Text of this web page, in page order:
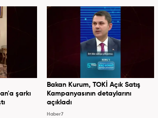
şarkı
Bakan Kurum, TOKİ Açık Satış
Kampanyasının detaylarını
açıkladı
Haber7